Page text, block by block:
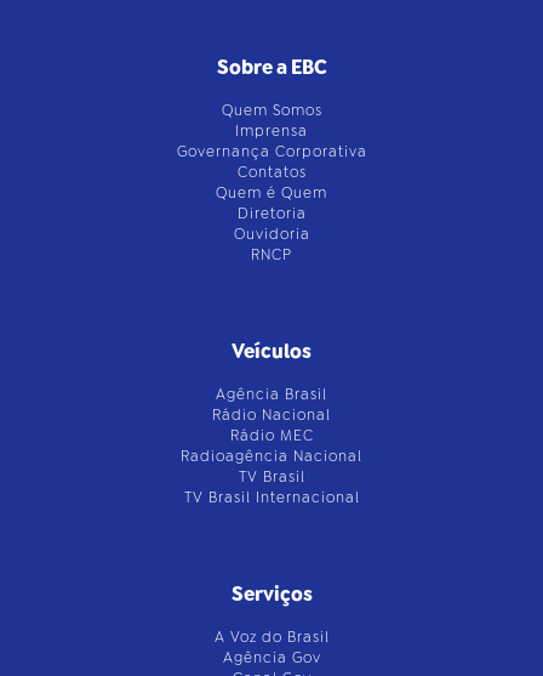
Sobre a EBC
Quem Somos
Imprensa
Governança Corporativa
Contatos
Quem é Quem
Diretoria
Ouvidoria
RNCP
Veículos
Agência Brasil
Rádio Nacional
Rádio MEC
Radioagência Nacional
TV Brasil
TV Brasil Internacional
Serviços
A Voz do Brasil
Agência Gov